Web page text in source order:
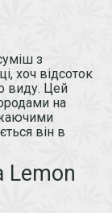
з
хоч відсоток
виду. Цей
на
він в
Lemon